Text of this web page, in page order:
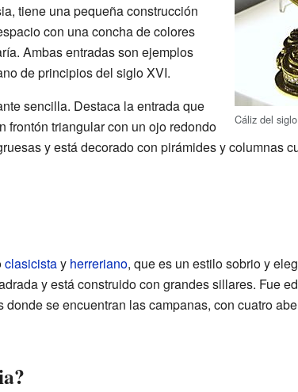
Cáliz del
tiene una pequeña construcción
con una concha de colores
Ambas entradas son ejemplos
de principios del siglo XVI.
sencilla. Destaca la entrada que
frontón triangular con un ojo redondo
y está decorado con pirámides y columnas
clasicistay herreriano, que es un estilo sobrio y
y está construido con grandes sillares. Fue
se encuentran las campanas, con cuatro